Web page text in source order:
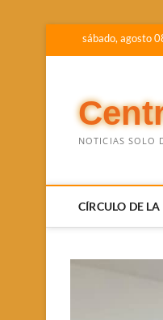
sábado, agosto
NOTICIAS SOLO
CÍRCULO DE